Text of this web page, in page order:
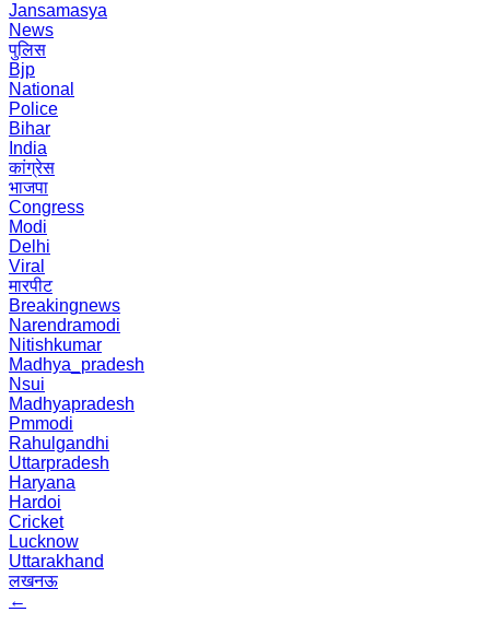
Jansamasya
News
पुलिस
Bjp
National
Police
Bihar
India
कांग्रेस
भाजपा
Congress
Modi
Delhi
Viral
मारपीट
Breakingnews
Narendramodi
Nitishkumar
Madhya_pradesh
Nsui
Madhyapradesh
Pmmodi
Rahulgandhi
Uttarpradesh
Haryana
Hardoi
Cricket
Lucknow
Uttarakhand
लखनऊ
←